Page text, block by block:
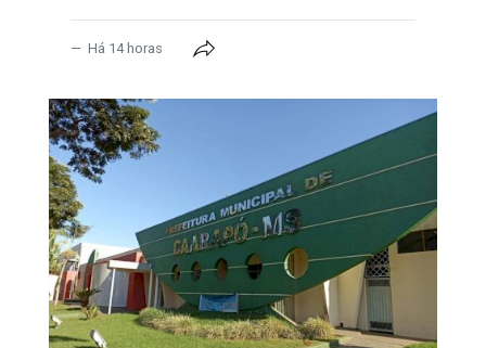
Há 14 horas